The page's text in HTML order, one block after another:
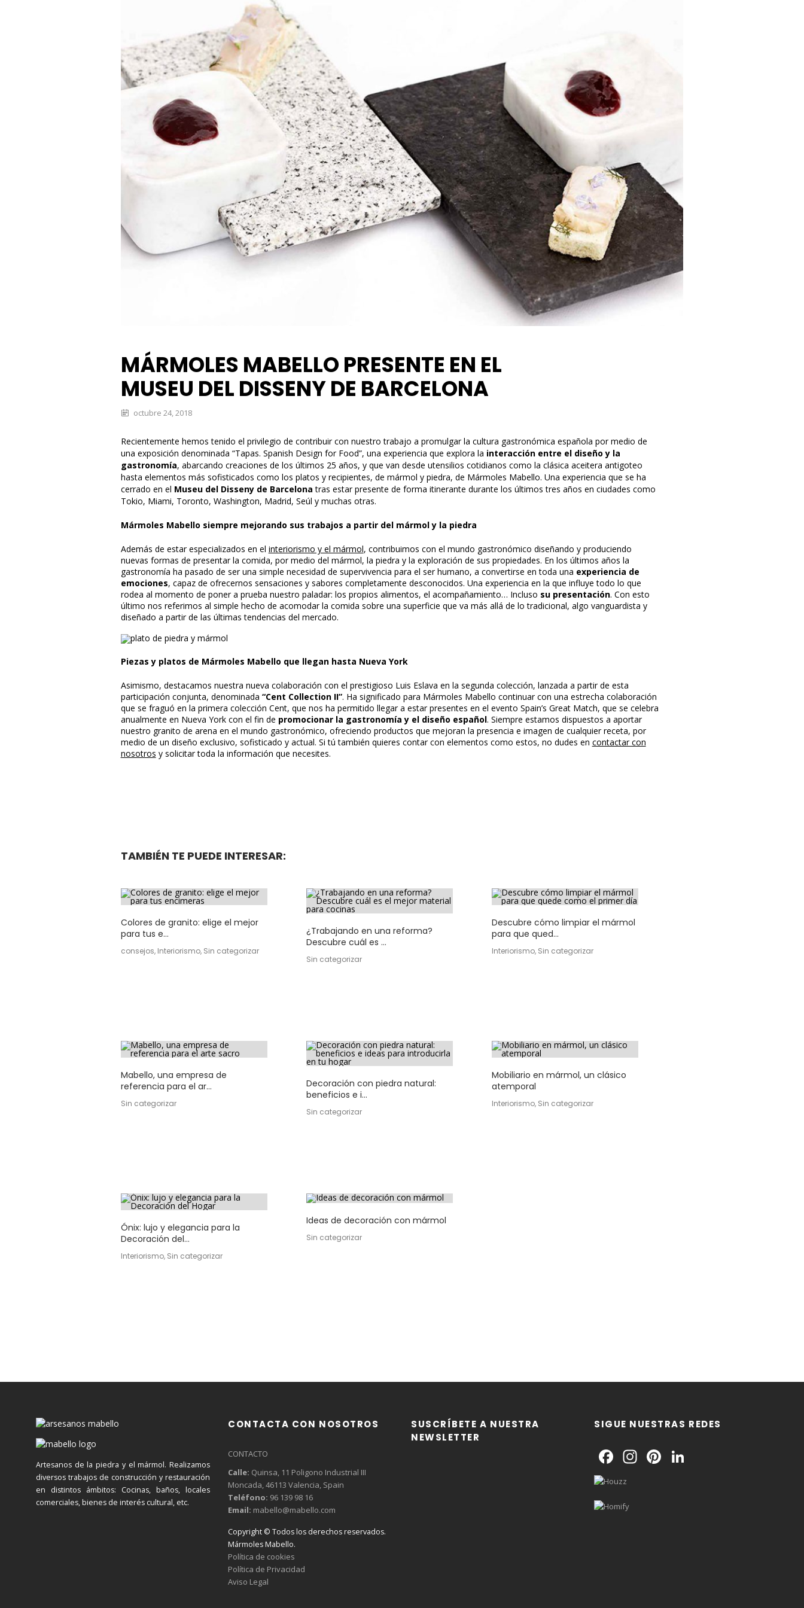
MÁRMOLES MABELLO PRESENTE EN EL
MUSEU DEL DISSENY DE BARCELONA
octubre 24, 2018
Recientemente hemos tenido el privilegio de contribuir con nuestro trabajo a promulgar la cultura gastronómica española por medio de
una exposición denominada “Tapas. Spanish Design for Food”, una experiencia que explora la interacción entre el diseño y la
gastronomía, abarcando creaciones de los últimos 25 años, y que van desde utensilios cotidianos como la clásica aceitera antigoteo
hasta elementos más sofisticados como los platos y recipientes, de mármol y piedra, de Mármoles Mabello. Una experiencia que se ha
cerrado en el Museu del Disseny de Barcelona tras estar presente de forma itinerante durante los últimos tres años en ciudades como
Tokio, Miami, Toronto, Washington, Madrid, Seúl y muchas otras.
Mármoles Mabello siempre mejorando sus trabajos a partir del mármol y la piedra
Además de estar especializados en el interiorismo y el mármol, contribuimos con el mundo gastronómico diseñando y produciendo
nuevas formas de presentar la comida, por medio del mármol, la piedra y la exploración de sus propiedades. En los últimos años la
gastronomía ha pasado de ser una simple necesidad de supervivencia para el ser humano, a convertirse en toda una experiencia de
emociones, capaz de ofrecernos sensaciones y sabores completamente desconocidos. Una experiencia en la que influye todo lo que
rodea al momento de poner a prueba nuestro paladar: los propios alimentos, el acompañamiento… Incluso su presentación. Con esto
último nos referimos al simple hecho de acomodar la comida sobre una superficie que va más allá de lo tradicional, algo vanguardista y
diseñado a partir de las últimas tendencias del mercado.
Piezas y platos de Mármoles Mabello que llegan hasta Nueva York
Asimismo, destacamos nuestra nueva colaboración con el prestigioso Luis Eslava en la segunda colección, lanzada a partir de esta
participación conjunta, denominada “Cent Collection II”. Ha significado para Mármoles Mabello continuar con una estrecha colaboración
que se fraguó en la primera colección Cent, que nos ha permitido llegar a estar presentes en el evento Spain’s Great Match, que se celebra
anualmente en Nueva York con el fin de promocionar la gastronomía y el diseño español. Siempre estamos dispuestos a aportar
nuestro granito de arena en el mundo gastronómico, ofreciendo productos que mejoran la presencia e imagen de cualquier receta, por
medio de un diseño exclusivo, sofisticado y actual. Si tú también quieres contar con elementos como estos, no dudes en contactar con
nosotros y solicitar toda la información que necesites.
TAMBIÉN TE PUEDE INTERESAR:
Colores de granito: elige el mejor
para tus e...
consejos, Interiorismo, Sin categorizar
¿Trabajando en una reforma?
Descubre cuál es ...
Sin categorizar
Descubre cómo limpiar el mármol
para que qued...
Interiorismo, Sin categorizar
Mabello, una empresa de
referencia para el ar...
Sin categorizar
Decoración con piedra natural:
beneficios e i...
Sin categorizar
Mobiliario en mármol, un clásico
atemporal
Interiorismo, Sin categorizar
Ónix: lujo y elegancia para la
Decoración del...
Interiorismo, Sin categorizar
Ideas de decoración con mármol
Sin categorizar
Artesanos de la piedra y el mármol. Realizamos
diversos trabajos de construcción y restauración
en distintos ámbitos: Cocinas, baños, locales
comerciales, bienes de interés cultural, etc.
CONTACTA CON NOSOTROS
CONTACTO
Calle: Quinsa, 11 Poligono Industrial III
Moncada, 46113 Valencia, Spain
Teléfono: 96 139 98 16
Email: mabello@mabello.com
Copyright © Todos los derechos reservados.
Mármoles Mabello.
Política de cookies
Política de Privacidad
Aviso Legal
SUSCRÍBETE A NUESTRA
NEWSLETTER
SIGUE NUESTRAS REDES
FacebookInstagramPinterest